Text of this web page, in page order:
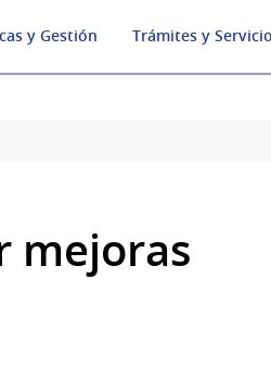
y Gestión Trámites y
mejoras